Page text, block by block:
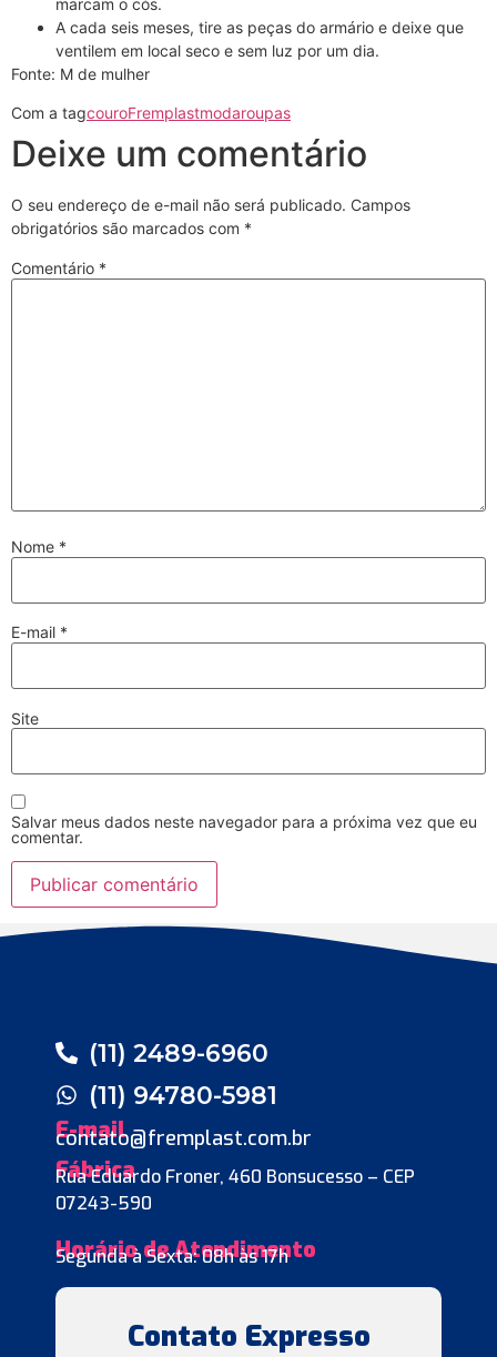
A cada seis meses, tire as peças do armário e deixe que
ventilem em local seco e sem luz por um dia.
Fonte: M de mulher
Com a tagcouroFremplastmodaroupas
Deixe um comentário
O seu endereço de e-mail não será publicado. Campos
obrigatórios são marcados com *
Comentário *
Nome *
E-mail *
Site
Salvar meus dados neste navegador para a próxima vez que eu
comentar.
(11) 2489-6960
(11) 94780-5981
E-mail
contato@fremplast.com.br
Fábrica
Rua Eduardo Froner, 460 Bonsucesso – CEP
07243-590
Horário de Atendimento
Segunda à Sexta: 08h às 17h
Contato Expresso